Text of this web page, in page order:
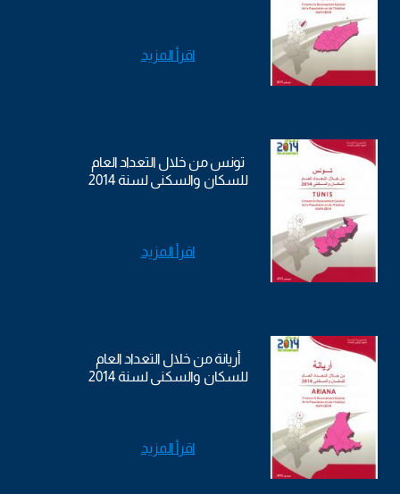
اقرأ المزيد
تونس من خلال التعداد العام
للسكان والسكنى لسنة 2014
اقرأ المزيد
أريانة من خلال التعداد العام
للسكان والسكنى لسنة 2014
اقرأ المزيد